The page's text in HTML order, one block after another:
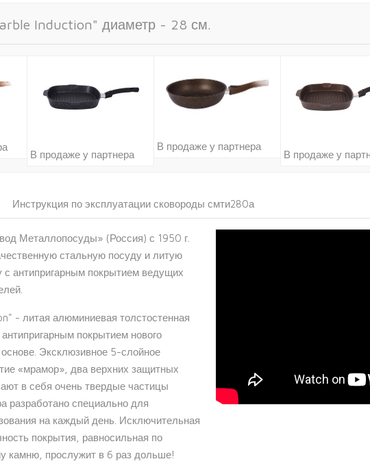
Induction" диаметр - 28 см.
В продаже у партнера
В продаже у партнера
В продаже у
Инструкция по эксплуатации сковороды смти280а
Металлопосуды» (Россия) с 1950 г.
стальную посуду и литую
антипригарным покрытием ведущих
- литая алюминиевая толстостенная
покрытием нового
Эксклюзивное 5-слойное
«мрамор», два верхних защитных
в себя очень твердые частицы
разработано специально для
на каждый день. Исключительная
покрытия, равносильная по
камню, прослужит в 6 раз дольше!